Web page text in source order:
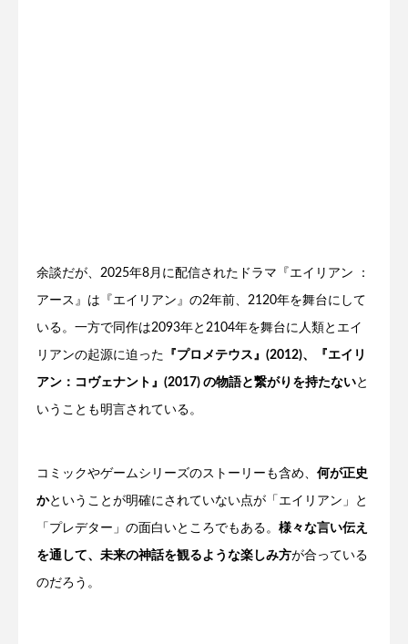
余談だが、2025年8月に配信されたドラマ『エイリアン ：
アース』は『エイリアン』の2年前、2120年を舞台にして
いる。一方で同作は2093年と2104年を舞台に人類とエイ
リアンの起源に迫った 『プロメテウス』(2012)、『エイリ
アン：コヴェナント』(2017) の物語と繋がりを持たないと
いうことも明言されている。
コミックやゲームシリーズのストーリーも含め、 何が正史
かということが明確にされていない点が「エイリアン」と
「プレデター」の面白いところでもある。 様々な言い伝え
を通して、未来の神話を観るような楽しみ方が合っている
のだろう。